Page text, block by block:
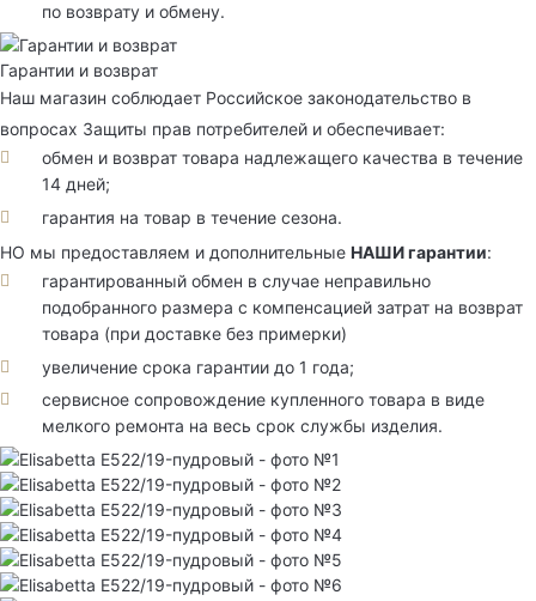
по возврату и обмену.
Гарантии и возврат
Наш магазин соблюдает Российское законодательство в
вопросах Защиты прав потребителей и обеспечивает:
обмен и возврат товара надлежащего качества в течение
14 дней;
гарантия на товар в течение сезона.
НО мы предоставляем и дополнительные НАШИ гарантии:
гарантированный обмен в случае неправильно
подобранного размера с компенсацией затрат на возврат
товара (при доставке без примерки)
увеличение срока гарантии до 1 года;
сервисное сопровождение купленного товара в виде
мелкого ремонта на весь срок службы изделия.